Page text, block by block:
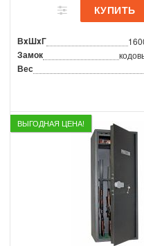
ВxШxГ
Замок
Вес
ВЫГОДНАЯ ЦЕНА!